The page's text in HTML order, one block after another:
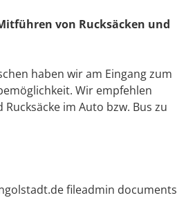
von Rucksäcken und
haben wir am Eingang zum
Wir empfehlen
im Auto bzw. Bus zu
fileadmin documents